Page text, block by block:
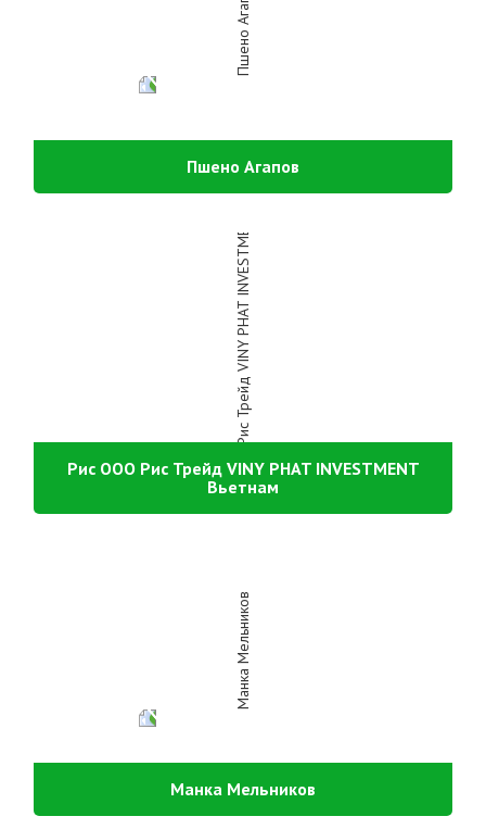
Пшено Агапов
Рис ООО Рис Трейд VINY PHAT INVESTMENT
Вьетнам
Манка Мельников